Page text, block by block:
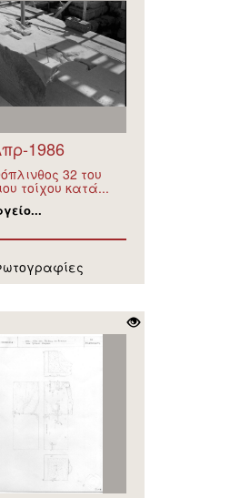
1986
32 του
τοίχου κατά...